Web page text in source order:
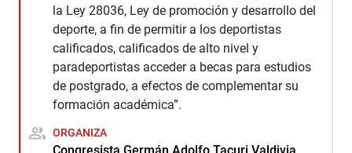
la Ley 28036, Ley de promoción y desarrollo del
deporte, a fin de permitir a los deportistas
calificados, calificados de alto nivel y
paradeportistas acceder a becas para estudios
de postgrado, a efectos de complementar su
formación académica”.
ORGANIZA